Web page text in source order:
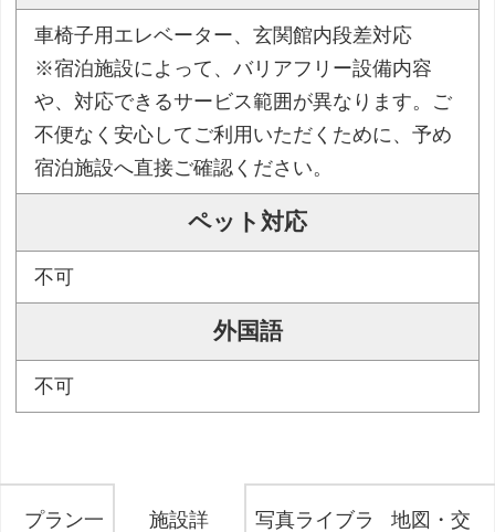
車椅子用エレベーター、玄関館内段差対応
※宿泊施設によって、バリアフリー設備内容
や、対応できるサービス範囲が異なります。ご
不便なく安心してご利用いただくために、予め
宿泊施設へ直接ご確認ください。
ペット対応
不可
外国語
不可
プラン一
施設詳
写真ライブラ
地図・交